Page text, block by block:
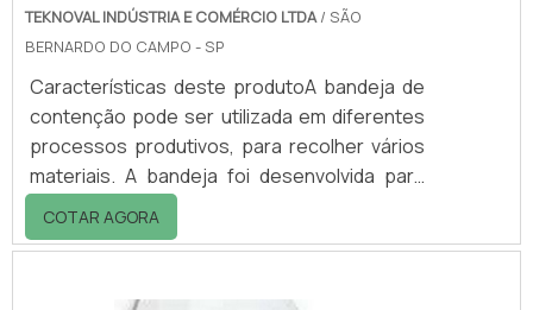
TEKNOVAL INDÚSTRIA E COMÉRCIO LTDA/ SÃO
BERNARDO DO CAMPO - SP
Características deste produtoA bandeja de
contenção pode ser utilizada em diferentes
processos produtivos, para recolher vários
materiais. A bandeja foi desenvolvida para
formar uma plataforma de retenção. Ela
atende aos requisitos de segurança e
objetivo de cumprir com as normas
COTAR AGORA